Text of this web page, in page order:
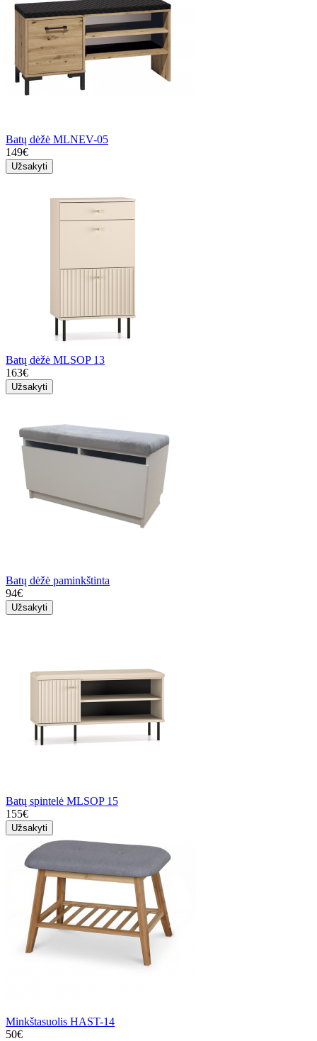
Batų dėžė MLNEV-05
149€
Užsakyti
Batų dėžė MLSOP 13
163€
Užsakyti
Batų dėžė paminkštinta
94€
Užsakyti
Batų spintelė MLSOP 15
155€
Užsakyti
Minkštasuolis HAST-14
50€